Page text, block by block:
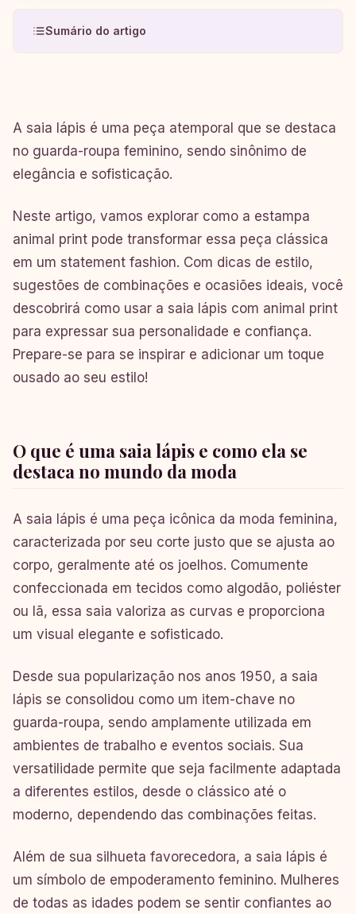
Sumário do artigo
A saia lápis é uma peça atemporal que se destaca
no guarda-roupa feminino, sendo sinônimo de
elegância e sofisticação.
Neste artigo, vamos explorar como a estampa
animal print pode transformar essa peça clássica
em um statement fashion. Com dicas de estilo,
sugestões de combinações e ocasiões ideais, você
descobrirá como usar a saia lápis com animal print
para expressar sua personalidade e confiança.
Prepare-se para se inspirar e adicionar um toque
ousado ao seu estilo!
O que é uma saia lápis e como ela se
destaca no mundo da moda
A saia lápis é uma peça icônica da moda feminina,
caracterizada por seu corte justo que se ajusta ao
corpo, geralmente até os joelhos. Comumente
confeccionada em tecidos como algodão, poliéster
ou lã, essa saia valoriza as curvas e proporciona
um visual elegante e sofisticado.
Desde sua popularização nos anos 1950, a saia
lápis se consolidou como um item-chave no
guarda-roupa, sendo amplamente utilizada em
ambientes de trabalho e eventos sociais. Sua
versatilidade permite que seja facilmente adaptada
a diferentes estilos, desde o clássico até o
moderno, dependendo das combinações feitas.
Além de sua silhueta favorecedora, a saia lápis é
um símbolo de empoderamento feminino. Mulheres
de todas as idades podem se sentir confiantes ao